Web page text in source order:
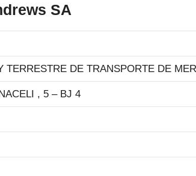
SA
TERRESTRE DE TRANSPORTE DE
, 5 – BJ 4